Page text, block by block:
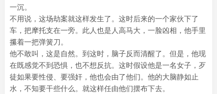
一沉。
不用说，这场劫案就这样发生了。这时后来的一个家伙下了
车，把摩托支在一旁。此人也是人高马大，一脸凶相，他手里
攥着一把弹簧刀。
他不敢叫，这是自然。到这时，脑子反而清醒了。但是，他现
在既感觉不到恐惧，也不想反抗。这时假设他是一名女子，歹
徒如果要性侵、要强奸，他也会由了他们。他的大脑静如止
水，不知要干些什么。就这样任由他们摆布下去。